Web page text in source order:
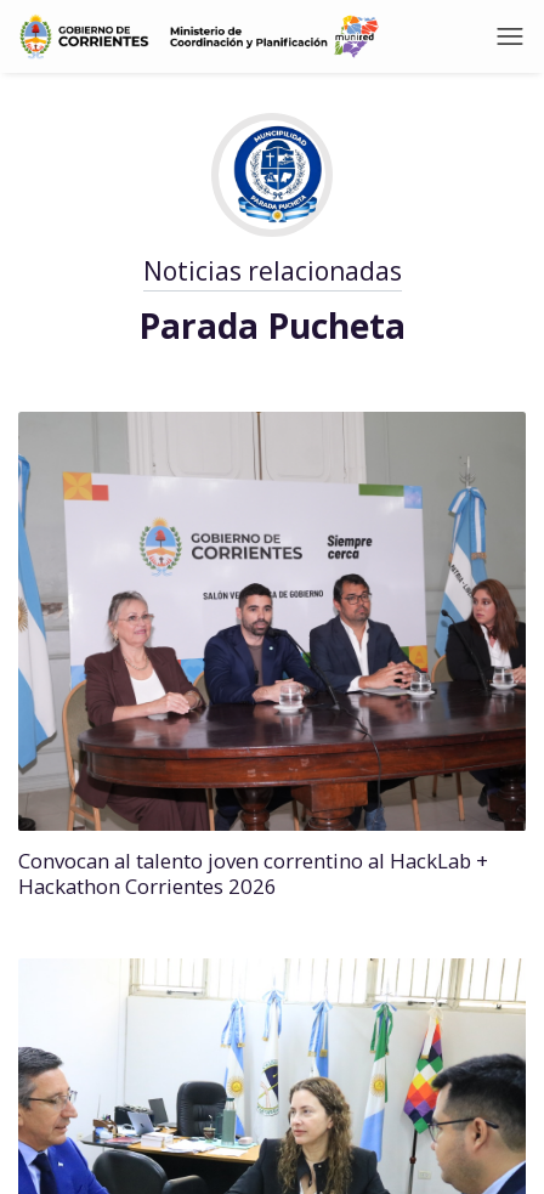
Noticias relacionadas
Parada Pucheta
Convocan al talento joven correntino al HackLab +
Hackathon Corrientes 2026